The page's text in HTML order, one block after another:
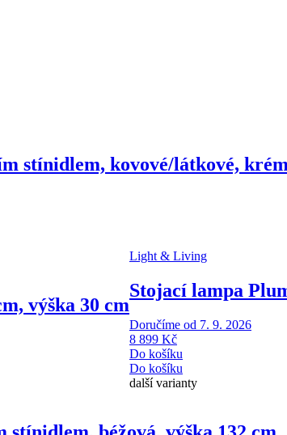
stínidlem, kovové/látkové,
výška 30 cm
Light & Living
Stojací lampa
Doručíme od 7. 9. 2026
8 899 Kč
Do košíku
Do košíku
další varianty